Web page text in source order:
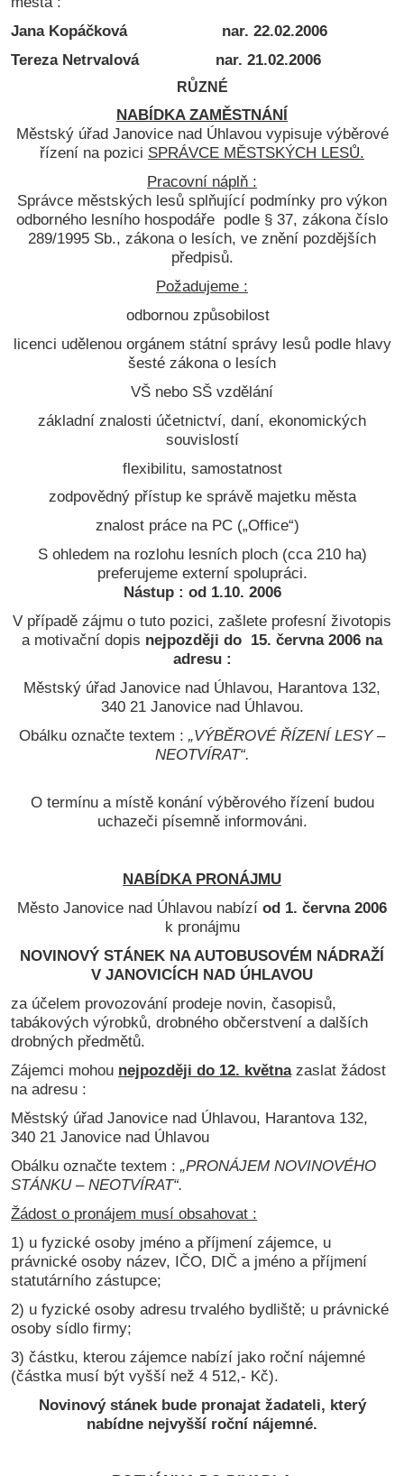
Jana Kopáčková nar. 22.02.2006
Tereza Netrvalová nar. 21.02.2006
RŮZNÉ
NABÍDKA ZAMĚSTNÁNÍ
Městský úřad Janovice nad Úhlavou vypisuje výběrové
řízení na pozici SPRÁVCE MĚSTSKÝCH LESŮ.
Pracovní náplň :
Správce městských lesů splňující podmínky pro výkon
odborného lesního hospodáře podle § 37, zákona číslo
289/1995 Sb., zákona o lesích, ve znění pozdějších
předpisů.
Požadujeme :
odbornou způsobilost
licenci udělenou orgánem státní správy lesů podle hlavy
šesté zákona o lesích
VŠ nebo SŠ vzdělání
základní znalosti účetnictví, daní, ekonomických
souvislostí
flexibilitu, samostatnost
zodpovědný přístup ke správě majetku města
znalost práce na PC („Office“)
S ohledem na rozlohu lesních ploch (cca 210 ha)
preferujeme externí spolupráci.
Nástup : od 1.10. 2006
V případě zájmu o tuto pozici, zašlete profesní životopis
a motivační dopis nejpozději do 15. června 2006 na
adresu :
Městský úřad Janovice nad Úhlavou, Harantova 132,
340 21 Janovice nad Úhlavou.
Obálku označte textem : „VÝBĚROVÉ ŘÍZENÍ LESY –
NEOTVÍRAT“.
O termínu a místě konání výběrového řízení budou
uchazeči písemně informováni.
NABÍDKA PRONÁJMU
Město Janovice nad Úhlavou nabízí od 1. června 2006
k pronájmu
NOVINOVÝ STÁNEK NA AUTOBUSOVÉM NÁDRAŽÍ
V JANOVICÍCH NAD ÚHLAVOU
za účelem provozování prodeje novin, časopisů,
tabákových výrobků, drobného občerstvení a dalších
drobných předmětů.
Zájemci mohou nejpozději do 12. květnazaslat žádost
na adresu :
Městský úřad Janovice nad Úhlavou, Harantova 132,
340 21 Janovice nad Úhlavou
Obálku označte textem :„PRONÁJEM NOVINOVÉHO
STÁNKU – NEOTVÍRAT“.
Žádost o pronájem musí obsahovat :
1) u fyzické osoby jméno a příjmení zájemce, u
právnické osoby název, IČO, DIČ a jméno a příjmení
statutárního zástupce;
2) u fyzické osoby adresu trvalého bydliště; u právnické
osoby sídlo firmy;
3) částku, kterou zájemce nabízí jako roční nájemné
(částka musí být vyšší než 4 512,- Kč).
Novinový stánek bude pronajat žadateli, který
nabídne nejvyšší roční nájemné.